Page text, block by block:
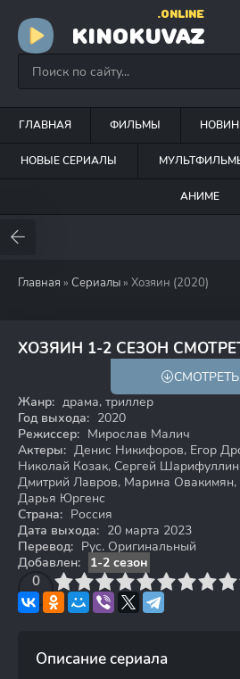
KINOKUVAZ
.ONLINE
ГЛАВНАЯ ФИЛЬМЫ
НОВЫЕ СЕРИАЛЫ
АНИМЕ
Главная » Сериалы » Хозяин (2020)
ХОЗЯИН 1-2 СЕЗОН
7.3
СМОТРЕТЬ
Жанр: драма, триллер
Год выхода: 2020
Режиссер: Мирослав Малич
Актеры: Денис Никифоров, Егор
Николай Козак, Сергей
Дмитрий Лавров, Марина Овакимян,
Дарья Юргенс
Страна: Россия
Дата выхода: 20 марта 2023
Перевод: Рус. Оригинальный
Добавлен:
1-2 сезон
0
4 6 7 8 9 10
Описание сериала